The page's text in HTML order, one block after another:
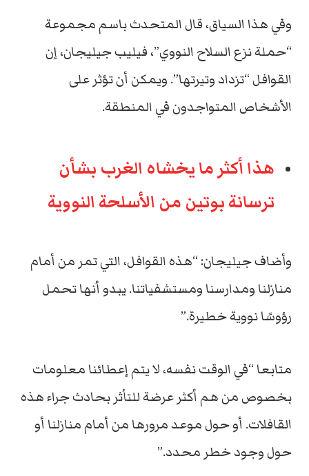
وفي هذا السياق، قال المتحدث باسممجموعة
“حملة نزع السلاح النووي”،فيليب جيليجان، إن
القوافل “تزداد وتيرتها”. ويمكن أن تؤثر على
الأشخاص المتواجدون في المنطقة.
هذا أكثر ما يخشاه الغرب بشأن
ترسانة بوتين من الأسلحة النووية
وأضاف جيليجان: “هذه القوافل، التي تمر من أمام
منازلنا ومدارسنا ومستشفياتنا. يبدو أنها تحمل
رؤوسًا نووية خطيرة.”
متابعا “في الوقت نفسه، لا يتم إعطائنا معلومات
بخصوص من هم أكثر عرضة للتأثر بحادث جراء هذه
القافلات. أو حول موعد مرورها من أمام منازلنا أو
حول وجود خطر محدد.”